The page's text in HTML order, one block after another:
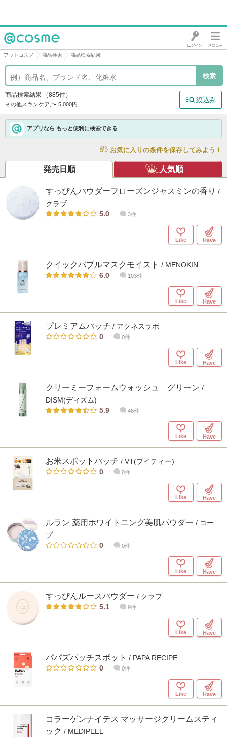
@cosme
アットコスメ 商品検索 商品検索結果
商品検索結果 （885件）
その他スキンケア,〜 5,000円
絞込み
アプリなら もっと便利に検索できる
お気に入りの条件を保存してみよう！
発売日順 人気順
すっぴんパウダーフローズンジャスミンの香り /
クラブ
5.0
3件
Like Have
クイックバブルマスクモイスト / MENOKIN
6.0
103件
Like Have
プレミアムパッチ / アクネスラボ
0
0件
Like Have
クリーミーフォームウォッシュ グリーン /
DISM(ディズム)
5.9
46件
Like Have
お米スポットパッチ / VT(ブイティー)
0
0件
Like Have
ルラン 薬用ホワイトニング美肌パウダー / コー
プ
0
0件
Like Have
すっぴんルースパウダー / クラブ
5.1
9件
Like Have
パパズパッチスポット / PAPA RECIPE
0
0件
Like Have
コラーゲンナイテス マッサージクリームスティ
ック / MEDIPEEL